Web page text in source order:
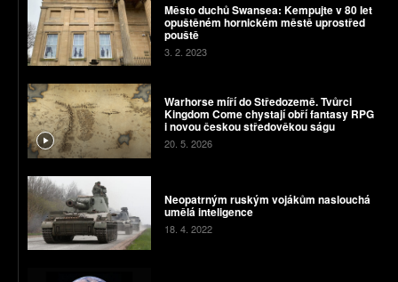
Město duchů Swansea: Kempujte v 80 let
opuštěném hornickém městě uprostřed
pouště
3. 2. 2023
Warhorse míří do Středozemě. Tvůrci
Kingdom Come chystají obří fantasy RPG
i novou českou středověkou ságu
20. 5. 2026
Neopatrným ruským vojákům naslouchá
umělá inteligence
18. 4. 2022